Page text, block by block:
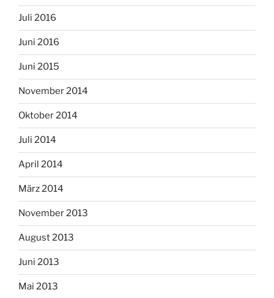
Juli 2016
Juni 2016
Juni 2015
November 2014
Oktober 2014
Juli 2014
April 2014
März 2014
November 2013
August 2013
Juni 2013
Mai 2013